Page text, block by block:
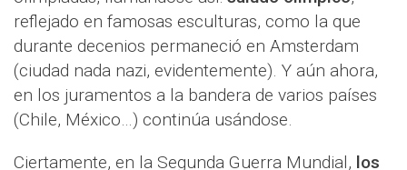
reflejado en famosas esculturas, como la que
durante decenios permaneció en Amsterdam
(ciudad nada nazi, evidentemente). Y aún ahora,
en los juramentos a la bandera de varios países
(Chile, México…) continúa usándose.
Ciertamente, en la Segunda Guerra Mundial, los